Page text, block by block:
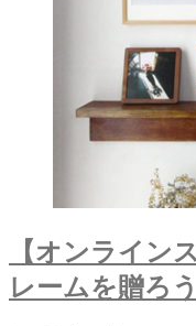
【オンライン
レームを贈ろう